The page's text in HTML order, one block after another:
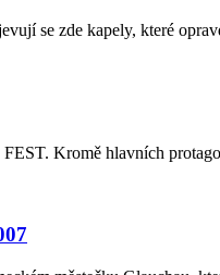
se zde kapely, které
Kromě hlavních